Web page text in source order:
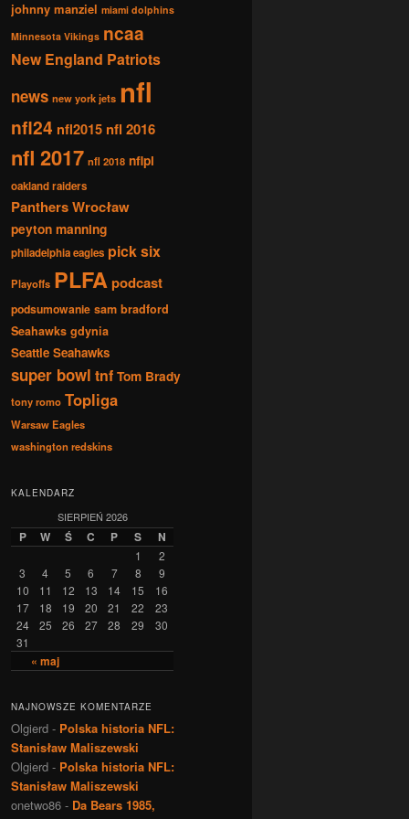
johnny manziel miami dolphins
Minnesota Vikings ncaa
New England Patriots
news new york jets nfl
nfl24 nfl2015 nfl 2016
nfl 2017 nfl 2018 nflpl
oakland raiders
Panthers Wrocław
peyton manning
philadelphia eagles pick six
Playoffs PLFApodcast
podsumowanie sam bradford
Seahawks gdynia
Seattle Seahawks
super bowl tnf Tom Brady
tony romo Topliga
Warsaw Eagles
washington redskins
KALENDARZ
SIERPIEŃ 2026
P W Ś C P S N
« maj
1
2
3
4 5 6 7 8
9
10
11 12 13 14 15
16
17
18 19 20 21 22
23
24
25 26 27 28 29
30
31
NAJNOWSZE KOMENTARZE
Olgierd - Polska historia NFL:
Stanisław Maliszewski
Olgierd - Polska historia NFL:
Stanisław Maliszewski
onetwo86 - Da Bears 1985,